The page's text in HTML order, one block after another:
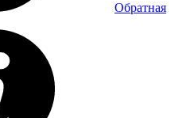
Обратная